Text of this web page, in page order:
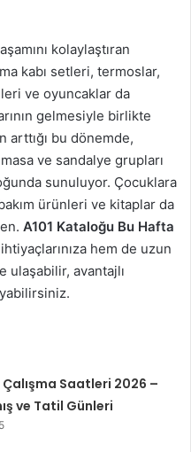
kolaylaştıran
kabı setleri, termoslar,
ve oyuncaklar da
gelmesiyle birlikte
arttığı bu dönemde,
ve sandalye grupları
sunuluyor. Çocuklara
ürünleri ve kitaplar da
A101 Kataloğu Bu Hafta
hem de uzun
ulaşabilir, avantajlı
Çalışma Saatleri 2026 –
ve Tatil Günleri